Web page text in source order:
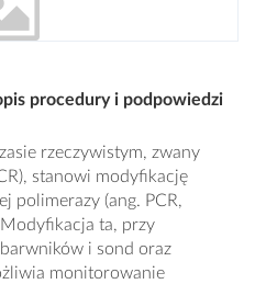
procedury i podpowiedzi
rzeczywistym, zwany
stanowi modyfikację
polimerazy (ang. PCR,
ta, przy
i sond oraz
monitorowanie